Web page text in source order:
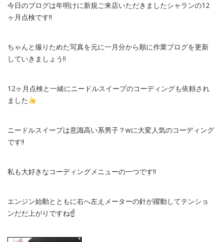
今日のブログは年明けに新規ご来店いただきましたシャランの12
ヶ月点検です‼︎
ちゃんと撮りためた写真を元に一月分から順に作業ブログを更新
していきましょう‼︎
12ヶ月点検と一緒にニードルスイープのコーディングも依頼され
ました
ニードルスイープは意識高い系男子？wに大変人気のコーディング
です‼︎
私も大好きなコーディングメニューの一つです‼︎
エンジン始動とともに右へ左えメーターの針が躍動してテンショ
ンだだ上がりですね☝️